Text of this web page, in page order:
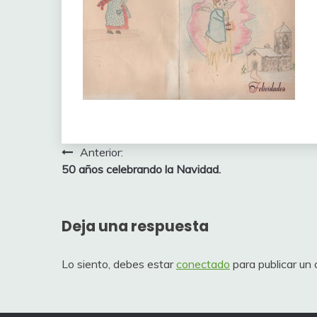
Navegación
de
Anterior:
50 años celebrando la Navidad.
Deja una respuesta
Lo siento, debes estarconectado para publicar un